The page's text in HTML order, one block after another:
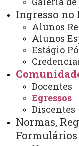
Ingresso no
Alunos
Alunos
Estágio
Docentes
Egressos
Discentes
Normas,
Formulários
Egressos
TURMA 2023
Brunna Mendonça
César da Cruz